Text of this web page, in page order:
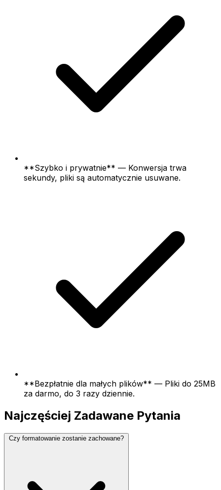
**Szybko i prywatnie** — Konwersja trwa
sekundy, pliki są automatycznie usuwane.
**Bezpłatnie dla małych plików** — Pliki do 25MB
za darmo, do 3 razy dziennie.
Najczęściej Zadawane Pytania
Czy formatowanie zostanie zachowane?